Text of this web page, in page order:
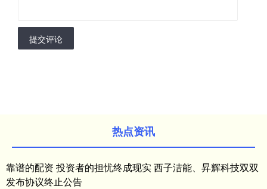
提交评论
热点资讯
靠谱的配资 投资者的担忧终成现实 西子洁能、昇辉科技双双
发布协议终止公告